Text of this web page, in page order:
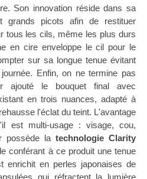
Son innovation réside dans sa
grands picots afin de restituer
tous les cils, même les plus durs
en cire enveloppe le cil pour le
sur sa longue tenue évitant
Enfin, on ne termine pas
ajouté le bouquet final avec
en trois nuances, adapté à
l'éclat du teint. L'avantage
est multi-usage : visage, cou,
possède latechnologie Clarity
conférant à ce produit une tenue
enrichit en perles japonaises de
qui réfractent la lumière